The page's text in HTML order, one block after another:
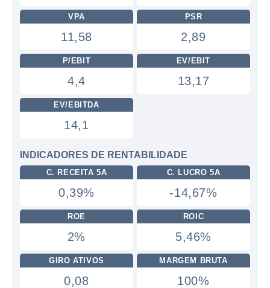
VPA
11,58
PSR
2,89
P/EBIT
4,4
EV/EBIT
13,17
EV/EBITDA
14,1
INDICADORES DE RENTABILIDADE
C. RECEITA 5A
0,39%
C. LUCRO 5A
-14,67%
ROE
2%
ROIC
5,46%
GIRO ATIVOS
0,08
MARGEM BRUTA
100%